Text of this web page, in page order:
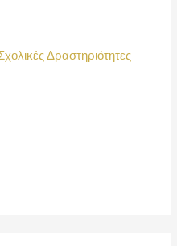
Δραστηριότητες